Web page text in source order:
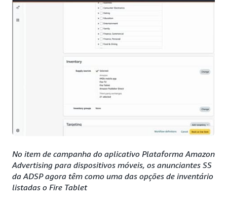
No item de campanha do aplicativo Plataforma Amazon
Advertising para dispositivos móveis, os anunciantes SS
da ADSP agora têm como uma das opções de inventário
listadas o Fire Tablet